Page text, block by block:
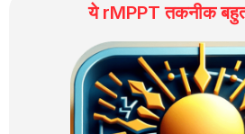
ये rMPPT तकनीक